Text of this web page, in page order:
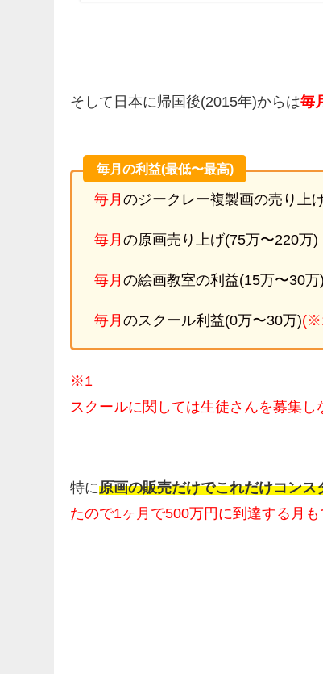
そして日本に帰国後(2015年)からは毎
毎月の利益(最低〜最高)
毎月のジークレー複製画の売り上
毎月の原画売り上げ(75万〜220万)
毎月の絵画教室の利益(15万〜30万)
毎月のスクール利益(0万〜30万)
※1
スクールに関しては生徒さんを募集
特に原画の販売だけでこれだけコン
たので1ヶ月で500万円に到達する月